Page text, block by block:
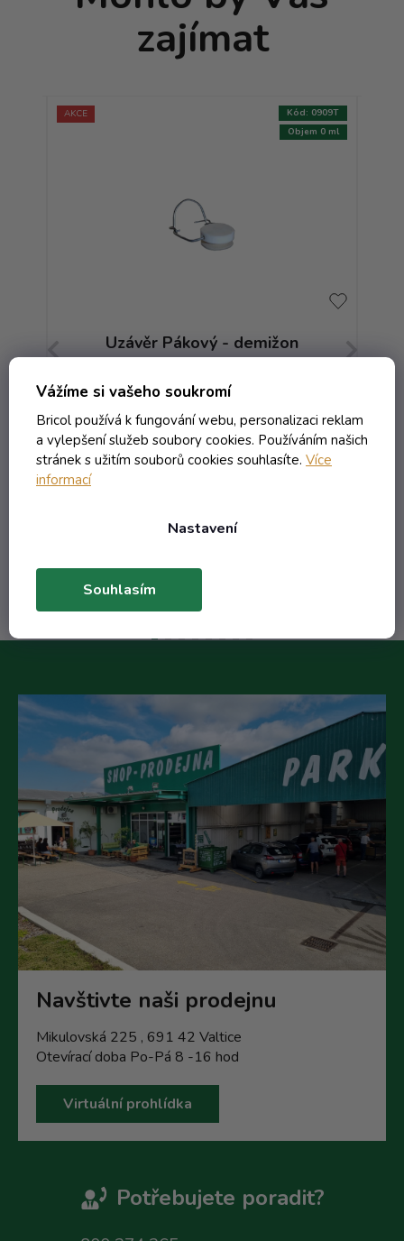
Vážíme si vašeho soukromí
Bricol používá k fungování webu, personalizaci reklam
a vylepšení služeb soubory cookies. Používáním našich
stránek s užitím souborů cookies souhlasíte. Více
informací
Nastavení
Souhlasím
zajímat
AKCE
Uzávěr Pákový - demižon
Skladem
16,27 Kč včetně DPH
13,45 Kč
Objem 0 ml
Kód: 0909T
Navštivte naši prodejnu
Mikulovská 225 , 691 42 Valtice
Otevírací doba Po-Pá 8 -16 hod
Virtuální prohlídka
Potřebujete poradit?